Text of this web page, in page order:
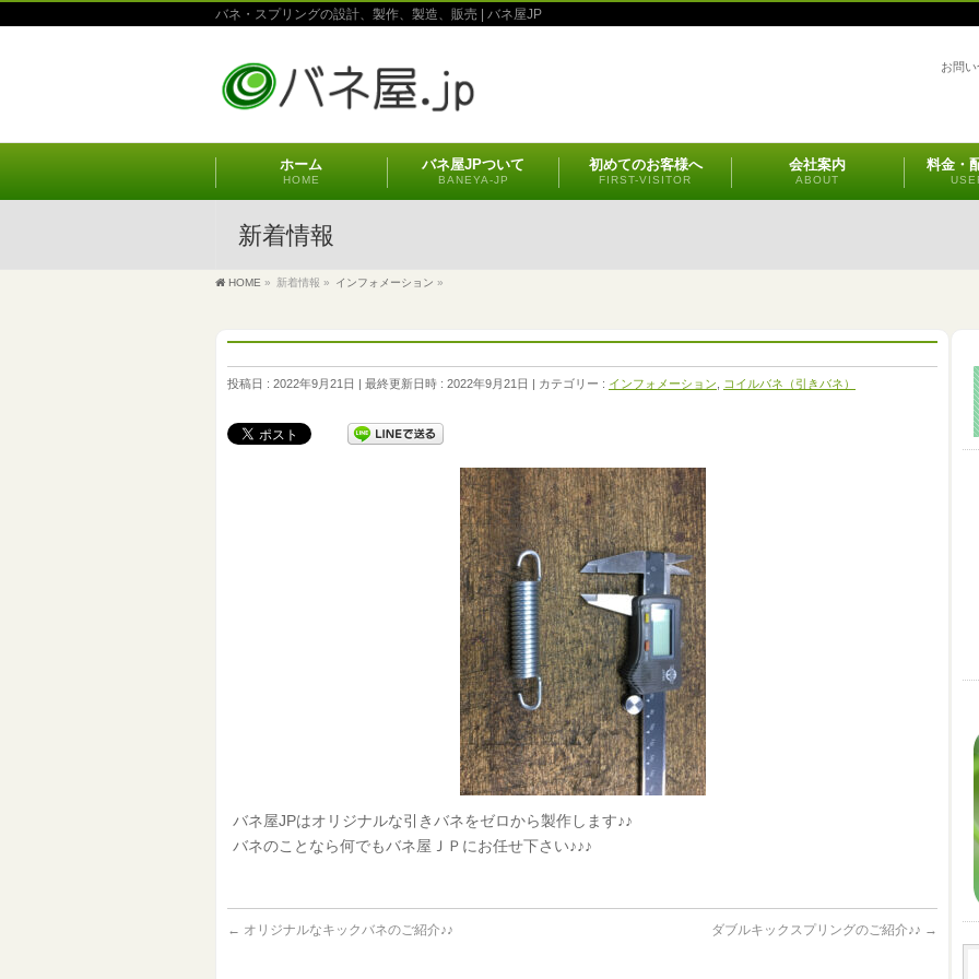
バネ・スプリングの設計、製作、製造、販売 | バネ屋JP
お問
ホーム
HOME
バネ屋JPついて
BANEYA-JP
初めてのお客様へ
FIRST-VISITOR
会社案内
ABOUT
料金・
新着情報
HOME » 新着情報 » インフォメーション »
投稿日 : 2022年9月21日 最終更新日時 : 2022年9月21日 カテゴリー : インフォメーション コイルバネ（引きバネ）
バネ屋JPはオリジナルな引きバネをゼロから製作します♪♪
バネのことなら何でもバネ屋ＪＰにお任せ下さい♪♪♪
← オリジナルなキックバネのご紹介♪♪ ダブルキックスプリングのご紹介♪♪ →